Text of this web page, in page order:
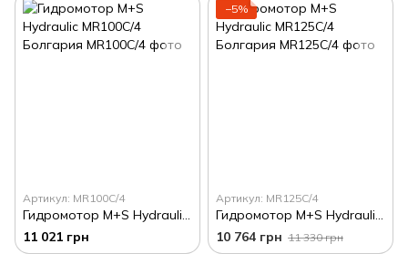
Артикул: MR100C/4
Гидромотор M+S Hydraulic MR100C/4 Болгария
11 021 грн
−5%
Артикул: MR125C/4
Гидромотор M+S Hydraulic MR125C/4 Болгария
10 764 грн 11 330 грн